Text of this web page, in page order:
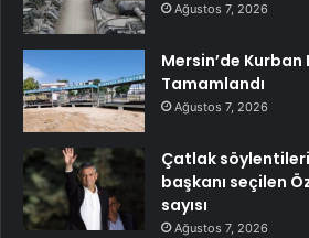
Ağustos 7, 2026
Mersin’de Kurban
Tamamlandı
Ağustos 7, 2026
Çatlak
başkanı seçilen
sayısı
Ağustos 7, 2026